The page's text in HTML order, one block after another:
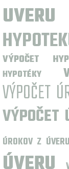
UVERU
VÝPOČET
HYPOTÉKY
VÝPOČET
VÝPOČET
ÚROKOV Z ÚVERU